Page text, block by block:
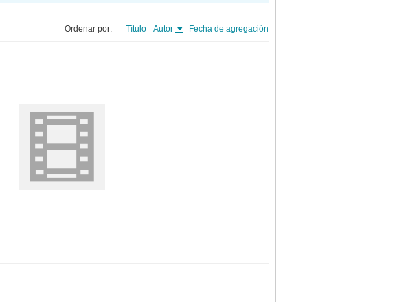
Ordenar por: Título Autor Fecha de agregación